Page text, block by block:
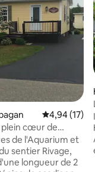
Évaluation
4,94 (17)
cœur de
de l'Aquarium et
sentier Rivage,
longueur de 2